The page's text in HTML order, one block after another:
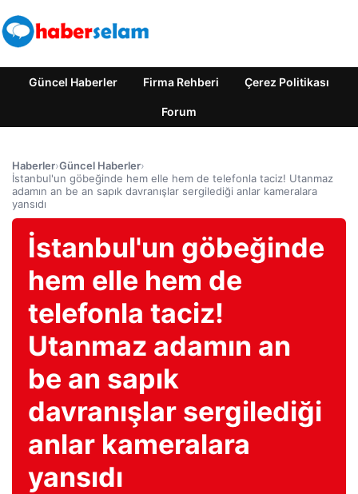
Güncel Haberler Firma Rehberi Çerez Politikası
Forum
Haberler›Güncel Haberler›
İstanbul'un göbeğinde hem elle hem de telefonla taciz! Utanmaz
adamın an be an sapık davranışlar sergilediği anlar kameralara
yansıdı
İstanbul'un göbeğinde
hem elle hem de
telefonla taciz!
Utanmaz adamın an
be an sapık
davranışlar sergilediği
anlar kameralara
yansıdı